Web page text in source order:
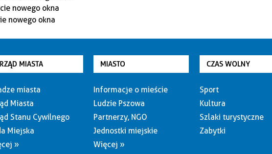
MIASTA
miasta
Miasta
Stanu Cywilnego
Miejska
»
MIASTO
Informacje o mieście
Ludzie Pszowa
Partnerzy, NGO
Jednostki miejskie
Więcej »
CZAS WOLNY
Sport
Kultura
Szlaki turystyczne
Zabytki